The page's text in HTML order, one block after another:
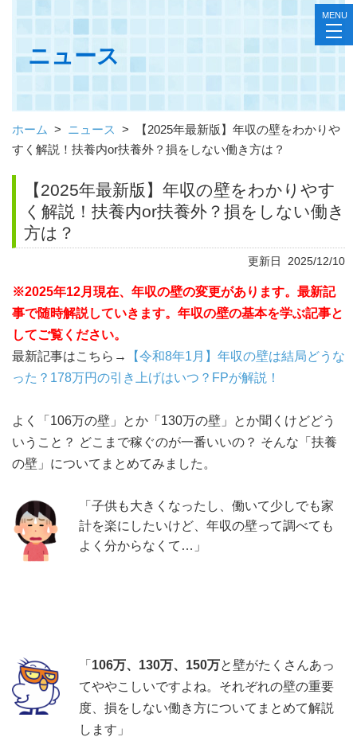
ニュース
ホーム > ニュース >
【2025年最新版】年収の壁をわかりや
すく解説！扶養内or扶養外？損をしない働き方は？
【2025年最新版】年収の壁をわかりやす
く解説！扶養内or扶養外？損をしない働き
方は？
更新日 2025/12/10
※2025年12月現在、年収の壁の変更があります。最新記
事で随時解説していきます。年収の壁の基本を学ぶ記事と
してご覧ください。
最新記事はこちら→
【令和8年1月】年収の壁は結局どうな
った？178万円の引き上げはいつ？FPが解説！
よく「106万の壁」とか「130万の壁」とか聞くけどどう
いうこと？ どこまで稼ぐのが一番いいの？ そんな「扶養
の壁」についてまとめてみました。
「子供も大きくなったし、働いて少しでも家
計を楽にしたいけど、年収の壁って調べても
よく分からなくて…」
「 106万、130万、150万と壁がたくさんあっ
てややこしいですよね。それぞれの壁の重要
度、損をしない働き方についてまとめて解説
します」
MENU